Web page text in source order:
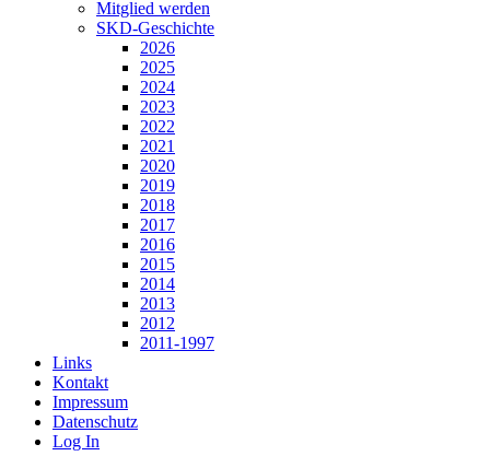
Mitglied werden
SKD-Geschichte
2026
2025
2024
2023
2022
2021
2020
2019
2018
2017
2016
2015
2014
2013
2012
2011-1997
Links
Kontakt
Impressum
Datenschutz
Log In